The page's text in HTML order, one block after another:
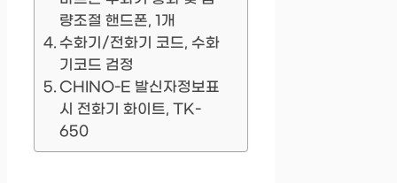
량조절 핸드폰, 1개
수화기/전화기 코드, 수화
기코드 검정
CHINO-E 발신자정보표
시 전화기 화이트, TK-
650